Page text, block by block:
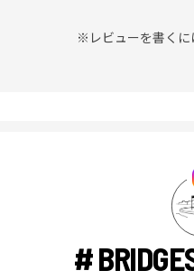
※レビューを書くに
#